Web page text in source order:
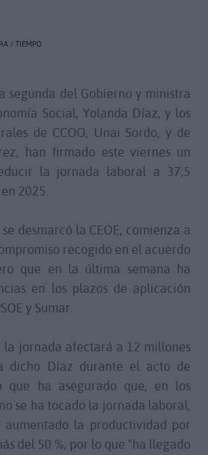
/ TIEMPO
segunda del Gobierno y ministra
Social, Yolanda Díaz, y los
de CCOO, Unai Sordo, y de
han firmado este viernes un
la jornada laboral a 37,5
2025.
desmarcó la CEOE, comienza a
recogido en el acuerdo
que en la última semana ha
en los plazos de aplicación
y Sumar.
la jornada afectará a 12 millones
dicho Díaz durante el acto de
que ha asegurado que, en los
se ha tocado la jornada laboral,
aumentado la productividad por
del 50 %, por lo que "ha llegado